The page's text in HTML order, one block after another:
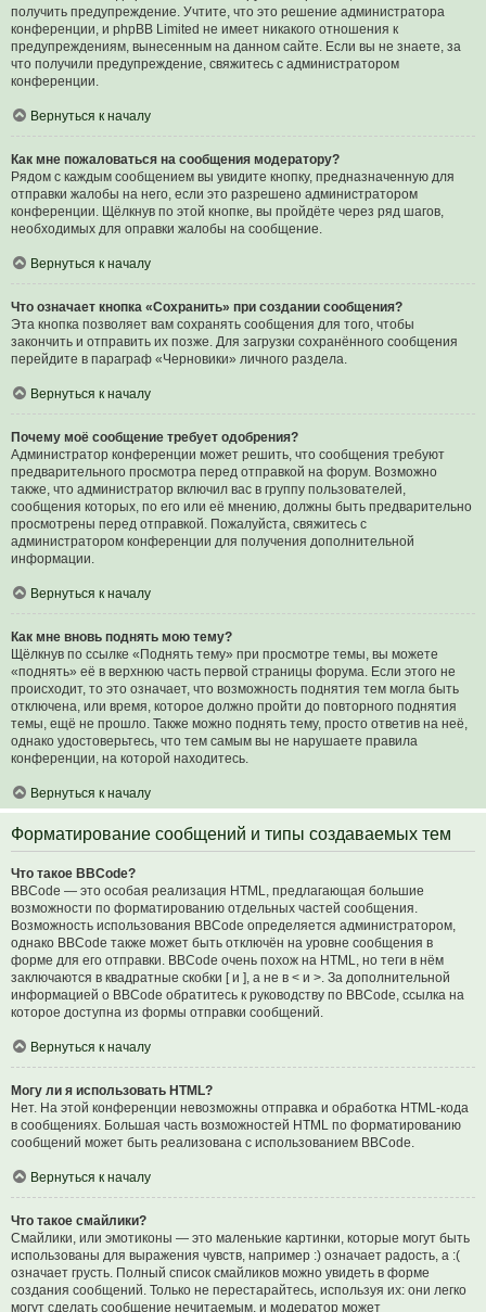
получить предупреждение. Учтите, что это решение администратора
конференции, и phpBB Limited не имеет никакого отношения к
предупреждениям, вынесенным на данном сайте. Если вы не знаете, за
что получили предупреждение, свяжитесь с администратором
конференции.
Вернуться к началу
Как мне пожаловаться на сообщения модератору?
Рядом с каждым сообщением вы увидите кнопку, предназначенную для
отправки жалобы на него, если это разрешено администратором
конференции. Щёлкнув по этой кнопке, вы пройдёте через ряд шагов,
необходимых для оправки жалобы на сообщение.
Вернуться к началу
Что означает кнопка «Сохранить» при создании сообщения?
Эта кнопка позволяет вам сохранять сообщения для того, чтобы
закончить и отправить их позже. Для загрузки сохранённого сообщения
перейдите в параграф «Черновики» личного раздела.
Вернуться к началу
Почему моё сообщение требует одобрения?
Администратор конференции может решить, что сообщения требуют
предварительного просмотра перед отправкой на форум. Возможно
также, что администратор включил вас в группу пользователей,
сообщения которых, по его или её мнению, должны быть предварительно
просмотрены перед отправкой. Пожалуйста, свяжитесь с
администратором конференции для получения дополнительной
информации.
Вернуться к началу
Как мне вновь поднять мою тему?
Щёлкнув по ссылке «Поднять тему» при просмотре темы, вы можете
«поднять» её в верхнюю часть первой страницы форума. Если этого не
происходит, то это означает, что возможность поднятия тем могла быть
отключена, или время, которое должно пройти до повторного поднятия
темы, ещё не прошло. Также можно поднять тему, просто ответив на неё,
однако удостоверьтесь, что тем самым вы не нарушаете правила
конференции, на которой находитесь.
Вернуться к началу
Форматирование сообщений и типы создаваемых тем
Что такое BBCode?
BBCode — это особая реализация HTML, предлагающая большие
возможности по форматированию отдельных частей сообщения.
Возможность использования BBCode определяется администратором,
однако BBCode также может быть отключён на уровне сообщения в
форме для его отправки. BBCode очень похож на HTML, но теги в нём
заключаются в квадратные скобки [ и ], а не в < и >. За дополнительной
информацией о BBCode обратитесь к руководству по BBCode, ссылка на
которое доступна из формы отправки сообщений.
Вернуться к началу
Могу ли я использовать HTML?
Нет. На этой конференции невозможны отправка и обработка HTML-кода
в сообщениях. Большая часть возможностей HTML по форматированию
сообщений может быть реализована с использованием BBCode.
Вернуться к началу
Что такое смайлики?
Смайлики, или эмотиконы — это маленькие картинки, которые могут быть
использованы для выражения чувств, например :) означает радость, а :(
означает грусть. Полный список смайликов можно увидеть в форме
создания сообщений. Только не перестарайтесь, используя их: они легко
могут сделать сообщение нечитаемым, и модератор может